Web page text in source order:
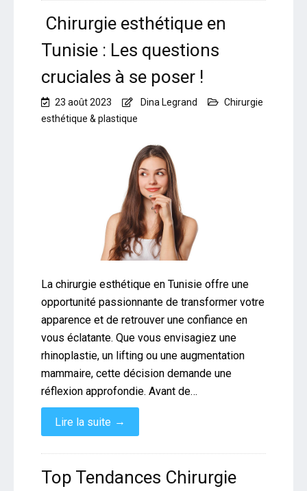
Chirurgie esthétique en
Tunisie : Les questions
cruciales à se poser !
23 août 2023 Dina Legrand
Chirurgie
esthétique & plastique
La chirurgie esthétique en Tunisie offre une
opportunité passionnante de transformer votre
apparence et de retrouver une confiance en
vous éclatante. Que vous envisagiez une
rhinoplastie, un lifting ou une augmentation
mammaire, cette décision demande une
réflexion approfondie. Avant de…
Lire la suite →
Top Tendances Chirurgie